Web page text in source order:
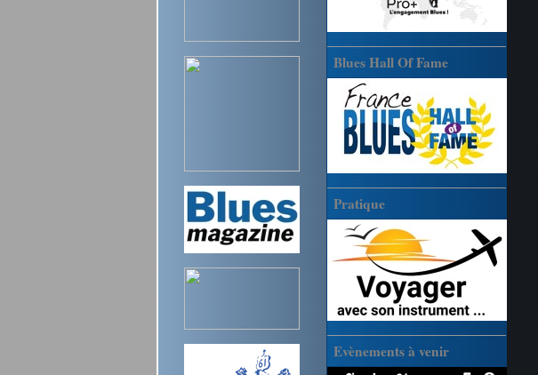
Blues Hall Of Fame
Pratique
Evènements à venir